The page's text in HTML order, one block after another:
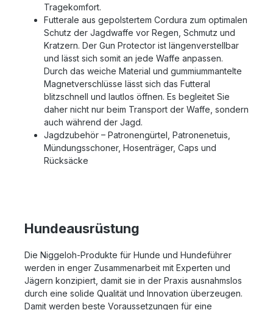
Tragekomfort.
Futterale aus gepolstertem Cordura zum optimalen
Schutz der Jagdwaffe vor Regen, Schmutz und
Kratzern. Der Gun Protector ist längenverstellbar
und lässt sich somit an jede Waffe anpassen.
Durch das weiche Material und gummiummantelte
Magnetverschlüsse lässt sich das Futteral
blitzschnell und lautlos öffnen. Es begleitet Sie
daher nicht nur beim Transport der Waffe, sondern
auch während der Jagd.
Jagdzubehör – Patronengürtel, Patronenetuis,
Mündungsschoner, Hosenträger, Caps und
Rücksäcke
Hundeausrüstung
Die Niggeloh-Produkte für Hunde und Hundeführer
werden in enger Zusammenarbeit mit Experten und
Jägern konzipiert, damit sie in der Praxis ausnahmslos
durch eine solide Qualität und Innovation überzeugen.
Damit werden beste Voraussetzungen für eine